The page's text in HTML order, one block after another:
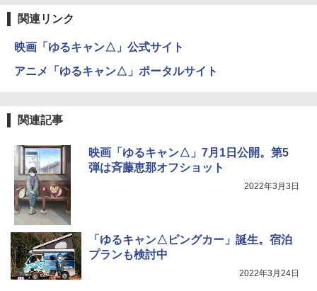
関連リンク
映画「ゆるキャン△」公式サイト
アニメ「ゆるキャン△」ポータルサイト
関連記事
映画「ゆるキャン△」7月1日公開。第5
弾は斉藤恵那オフショット
2022年3月3日
「ゆるキャン△ピングカー」誕生。宿泊
プランも検討中
2022年3月24日